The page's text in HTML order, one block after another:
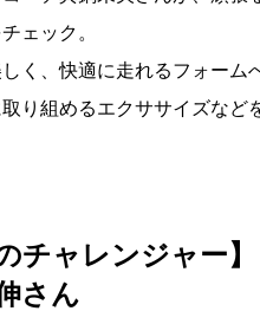
ェック。
く、快適に走れるフォーム
り組めるエクササイズなど
チャレンジャー】
さん